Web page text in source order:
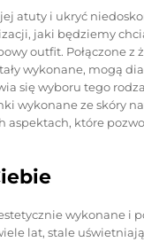
atuty i ukryć
jaki będziemy
outfit. Połączone
wykonane, mogą
się wyboru tego
wykonane ze skóry
które
wykonane i
lat, stale